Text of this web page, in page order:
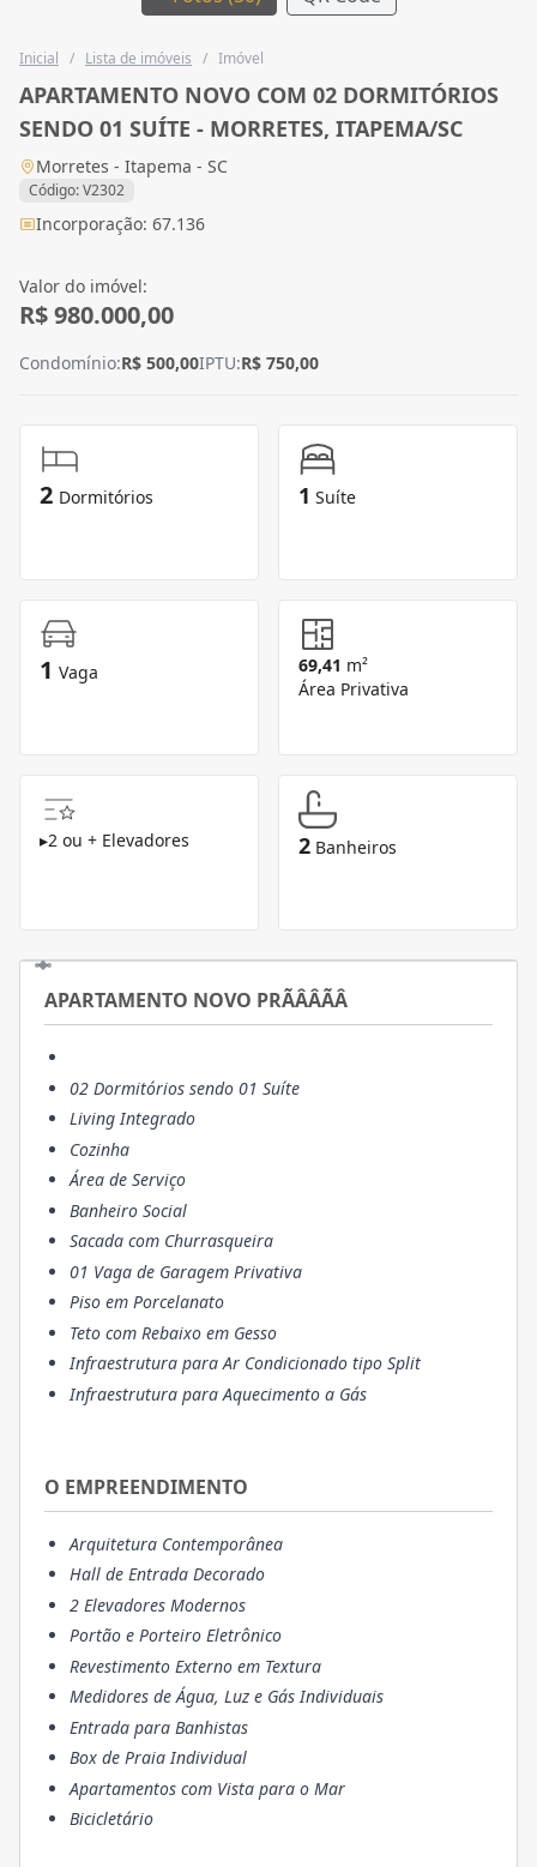
Inicial / Lista de imóveis / Imóvel
APARTAMENTO NOVO COM 02 DORMITÓRIOS
SENDO 01 SUÍTE - MORRETES, ITAPEMA/SC
Morretes - Itapema - SC
Código: V2302
Incorporação: 67.136
Valor do imóvel:
R$ 980.000,00
Condomínio:R$ 500,00IPTU:R$ 750,00
2 Dormitórios 1 Suíte
1 Vaga 69,41 m²
Área Privativa
▸2 ou + Elevadores 2 Banheiros
APARTAMENTO NOVO PRÃÂÂÃÂ
02 Dormitórios sendo 01 Suíte
Living Integrado
Cozinha
Área de Serviço
Banheiro Social
Sacada com Churrasqueira
01 Vaga de Garagem Privativa
Piso em Porcelanato
Teto com Rebaixo em Gesso
Infraestrutura para Ar Condicionado tipo Split
Infraestrutura para Aquecimento a Gás
O EMPREENDIMENTO
Arquitetura Contemporânea
Hall de Entrada Decorado
2 Elevadores Modernos
Portão e Porteiro Eletrônico
Revestimento Externo em Textura
Medidores de Água, Luz e Gás Individuais
Entrada para Banhistas
Box de Praia Individual
Apartamentos com Vista para o Mar
Bicicletário